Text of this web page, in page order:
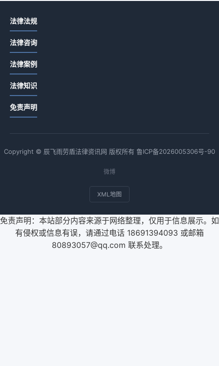
法律法规
法律咨询
法律案例
法律知识
免责声明
Copyright © 辰飞雨劳盾法律资讯网 版权所有 鲁ICP备2026005306号-90
微博
XML地图
免责声明：本站部分内容来源于网络整理，仅用于信息展示。如
有侵权或信息有误，请通过电话 18691394093 或邮箱
80893057@qq.com 联系处理。